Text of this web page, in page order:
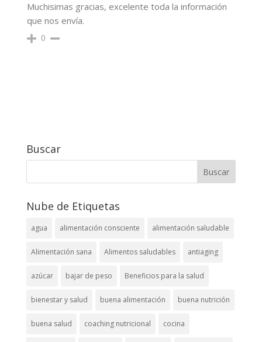
Muchisimas gracias, excelente toda la información
que nos envía.
0
Buscar
Nube de Etiquetas
agua alimentación consciente alimentación saludable
Alimentación sana Alimentos saludables antiaging
azúcar bajar de peso Beneficios para la salud
bienestar y salud buena alimentación buena nutrición
buena salud coaching nutricional cocina